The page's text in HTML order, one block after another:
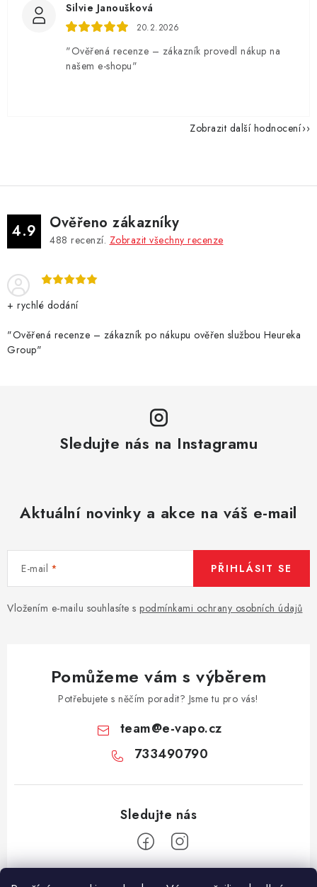
Silvie Janoušková
20.2.2026
"Ověřená recenze – zákazník provedl nákup na
našem e-shopu"
Zobrazit další hodnocení
4.9 Ověřeno zákazníky
488 recenzí. Zobrazit všechny recenze
+ rychlé dodání
"Ověřená recenze – zákazník po nákupu ověřen službou Heureka
Group"
Sledujte nás na Instagramu
Aktuální novinky a akce na váš e-mail
E-mail
Vložením e-mailu souhlasíte s podmínkami ochrany osobních údajů
PŘIHLÁSIT SE
Pomůžeme vám s výběrem
Potřebujete s něčím poradit? Jsme tu pro vás!
team@e-vapo.cz
733490790
Z